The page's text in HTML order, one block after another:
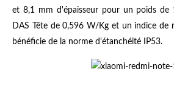
et 8,1 mm d'épaisseur pour un poids de
DAS Tête de 0,596 W/Kg et un indice de
bénéficie de la norme d'étanchéité IP53.